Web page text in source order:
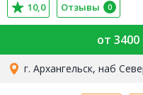
10,0 Отзывы 0
от
г. Архангельск, наб